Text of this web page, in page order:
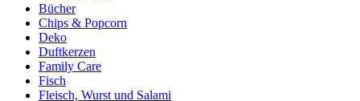
Bücher
Chips & Popcorn
Deko
Duftkerzen
Family Care
Fisch
Fleisch, Wurst und Salami